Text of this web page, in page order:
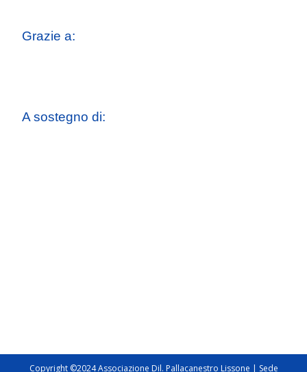
Grazie a:
A sostegno di:
Copyright ©2024 Associazione Dil. Pallacanestro Lissone | Sede